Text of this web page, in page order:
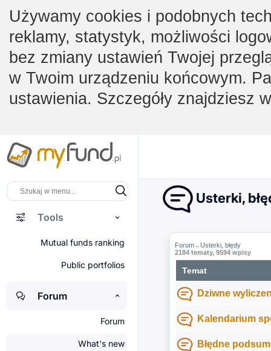
Używamy cookies i podobnych
reklamy, statystyk, możliwości
bez zmiany ustawień Twojej
w Twoim urządzeniu końcowym.
ustawienia. Szczegóły znajdziesz
Tools
Mutual funds ranking
Public portfolios
Forum
Forum
What's new
Usterki,
Forum→Usterki, błędy
2184 tematy, 9594 wpisy
Temat
Dziwne
Kalendarium
Błędne